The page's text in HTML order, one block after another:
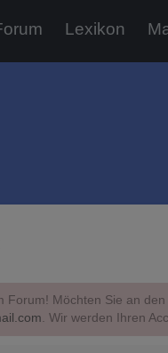
Lexikon
Forum! Möchten Sie an
. Wir werden Ihren